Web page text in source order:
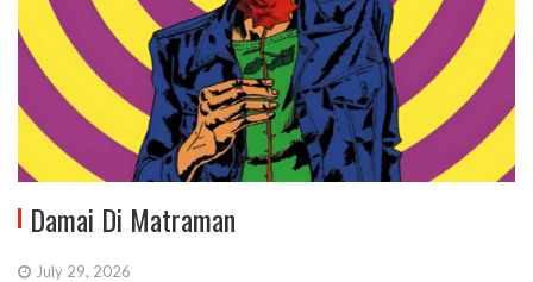
Damai Di Matraman
July 29, 2026